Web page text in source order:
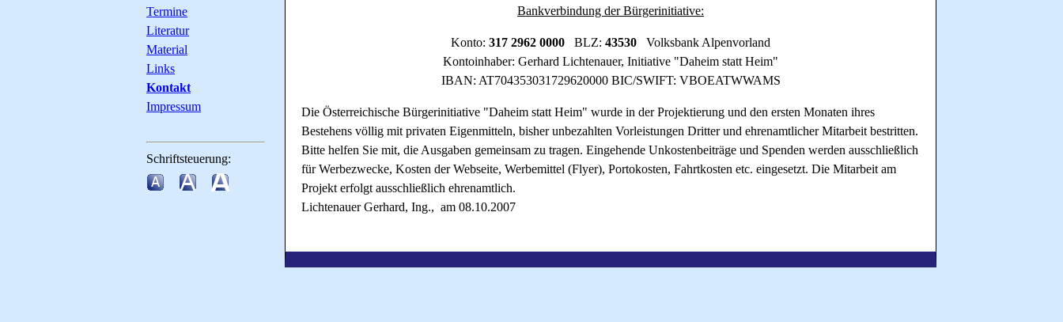
Termine
Literatur
Material
Links
Kontakt
Impressum
Schriftsteuerung:
Bankverbindung der Bürgerinitiative:
Konto: 317 2962 0000 BLZ: 43530 Volksbank Alpenvorland
Kontoinhaber: Gerhard Lichtenauer, Initiative "Daheim statt Heim"
IBAN: AT704353031729620000 BIC/SWIFT: VBOEATWWAMS
Die Österreichische Bürgerinitiative "Daheim statt Heim" wurde in der Projektierung und den ersten Monaten ihres
Bestehens völlig mit privaten Eigenmitteln, bisher unbezahlten Vorleistungen Dritter und ehrenamtlicher Mitarbeit bestritten.
Bitte helfen Sie mit, die Ausgaben gemeinsam zu tragen. Eingehende Unkostenbeiträge und Spenden werden ausschließlich
für Werbezwecke, Kosten der Webseite, Werbemittel (Flyer), Portokosten, Fahrtkosten etc. eingesetzt. Die Mitarbeit am
Projekt erfolgt ausschließlich ehrenamtlich.
Lichtenauer Gerhard, Ing., am 08.10.2007